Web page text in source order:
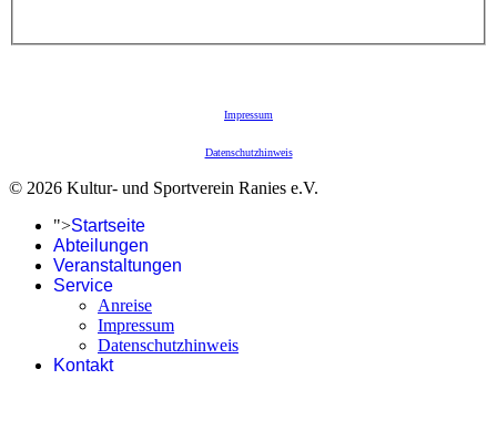
Impressum
Datenschutzhinweis
© 2026 Kultur- und Sportverein Ranies e.V.
">Startseite
Abteilungen
Veranstaltungen
Service
Anreise
Impressum
Datenschutzhinweis
Kontakt